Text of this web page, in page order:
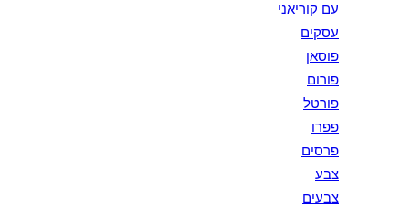
עם קוריאני
עסקים
פוסאן
פורום
פורטל
פפרו
פרסים
צבע
צבעים